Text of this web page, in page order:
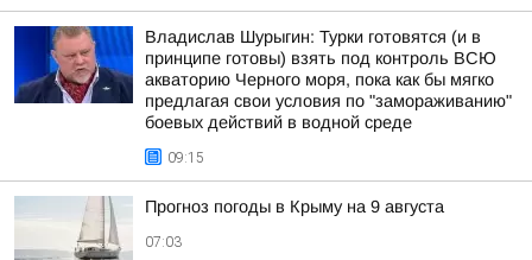
Владислав Шурыгин: Турки готовятся (и в
принципе готовы) взять под контроль ВСЮ
акваторию Черного моря, пока как бы мягко
предлагая свои условия по "замораживанию"
боевых действий в водной среде
09:15
Прогноз погоды в Крыму на 9 августа
07:03